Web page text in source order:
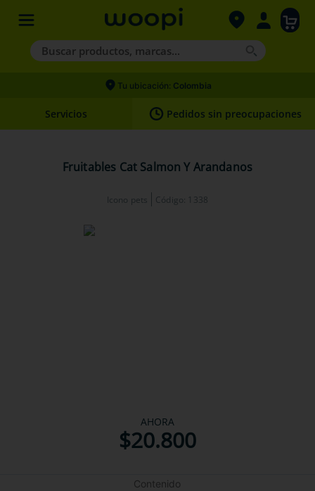
Buscar productos, marcas...
Términos más buscados
2.
hills
Tu ubicación: Colombia
Servicios Pedidos sin preocupaciones
Fruitables Cat Salmon Y Arandanos
Icono pets Código: 1338
AHORA
$20.800
Contenido